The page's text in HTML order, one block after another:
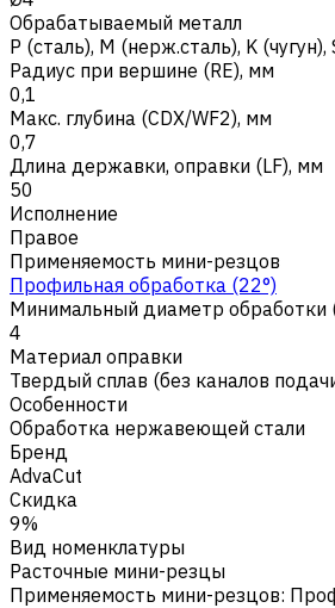
Обрабатываемый металл
Р (сталь), M (нерж.сталь), K (чугун),
Радиус при вершине (RE), мм
0,1
Макс. глубина (CDX/WF2), мм
0,7
Длина державки, оправки (LF), мм
50
Исполнение
Правое
Применяемость мини-резцов
Профильная обработка (22°)
Минимальный диаметр обработки
4
Материал оправки
Твердый сплав (без каналов
Особенности
Обработка нержавеющей стали
Бренд
AdvaCut
Скидка
9%
Вид номенклатуры
Расточные мини-резцы
Применяемость мини-резцов: